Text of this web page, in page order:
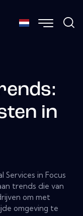
in
Services in Focus
trends die van
om met
omgeving te